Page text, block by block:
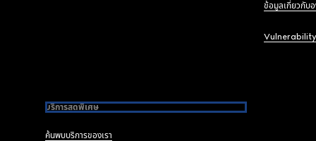
ข้อมูลเกี่ยวกับ
บริการสุดพิเศษ
ค้นพบบริการของเรา